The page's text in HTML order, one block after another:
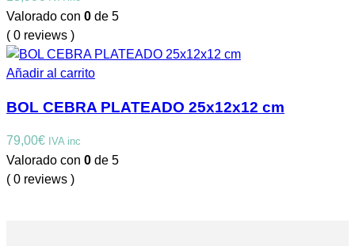
Valorado con 0 de 5
( 0 reviews )
Añadir al carrito
BOL CEBRA PLATEADO 25x12x12 cm
79,00€ IVA inc
Valorado con 0 de 5
( 0 reviews )